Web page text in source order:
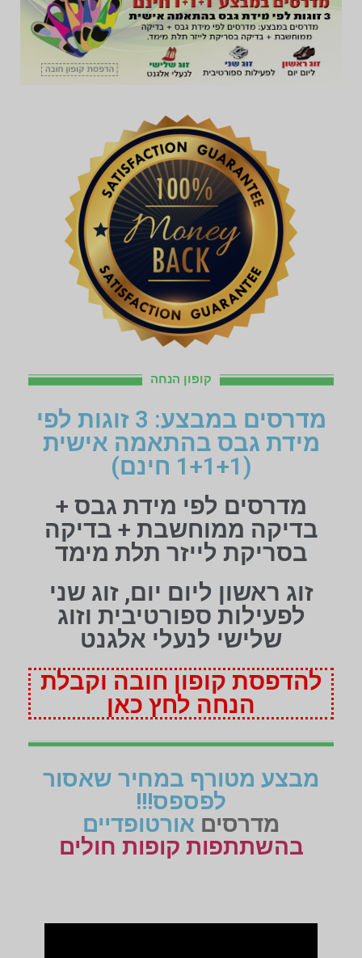
קופון הנחה
מדרסים במבצע: 3 זוגות לפי
מידת גבס בהתאמה אישית
(1+1+1 חינם)
מדרסים לפי מידת גבס +
בדיקה ממוחשבת + בדיקה
בסריקת לייזר תלת מימד
זוג ראשון ליום יום, זוג שני
לפעילות ספורטיבית וזוג
שלישי לנעלי אלגנט
להדפסת קופון חובה וקבלת
הנחה לחץ כאן
מבצע מטורף במחיר שאסור
לפספס!!!
מדרסים אורטופדיים
בהשתתפות קופות חולים